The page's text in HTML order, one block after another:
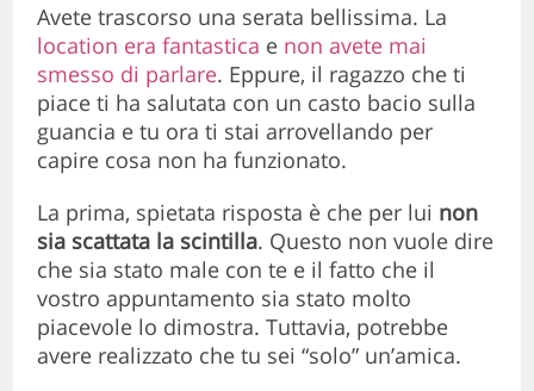
Avete trascorso una serata bellissima. La
location era fantastica e non avete mai
smesso di parlare. Eppure, il ragazzo che ti
piace ti ha salutata con un casto bacio sulla
guancia e tu ora ti stai arrovellando per
capire cosa non ha funzionato.
La prima, spietata risposta è che per lui non
sia scattata la scintilla. Questo non vuole dire
che sia stato male con te e il fatto che il
vostro appuntamento sia stato molto
piacevole lo dimostra. Tuttavia, potrebbe
avere realizzato che tu sei “solo” un’amica.